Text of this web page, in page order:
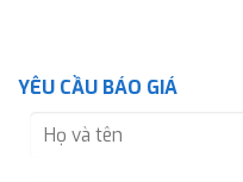
YÊU CẦU BÁO GIÁ